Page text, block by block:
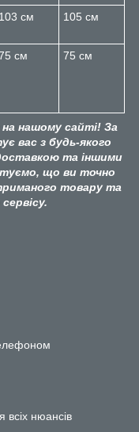
103 см 105 см
см 75 см
нашому сайті! За
вас з будь-якого
та іншими
що ви точно
товару та
всіх нюансів